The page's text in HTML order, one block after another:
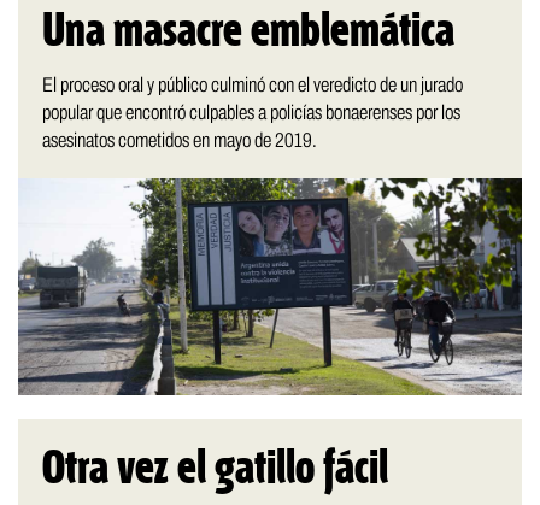
Una masacre emblemática
El proceso oral y público culminó con el veredicto de un jurado
popular que encontró culpables a policías bonaerenses por los
asesinatos cometidos en mayo de 2019.
Otra vez el gatillo fácil